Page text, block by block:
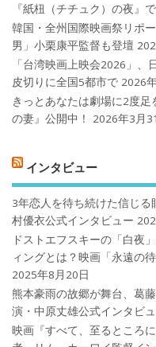
『紙杻（チチュク）の夜』
韓国・全州国際映画祭リポ
男」小栗康平監督も登壇
「台湾映画上映会2026」
皮切りに全国5都市で 2026
きっとあなたは劇場に2度
の妻』公開中！
2026年3月
インタビュー
3年恋人を待ち続けた信じ
村優衣公式インタビュー
ドストエフスキーの「白夜
ィングとは？映画「永遠の
2025年8月20日
熊本豪雨の故郷が舞台、葛
演・中原丈雄公式インタビ
映画『すべて、至るところ